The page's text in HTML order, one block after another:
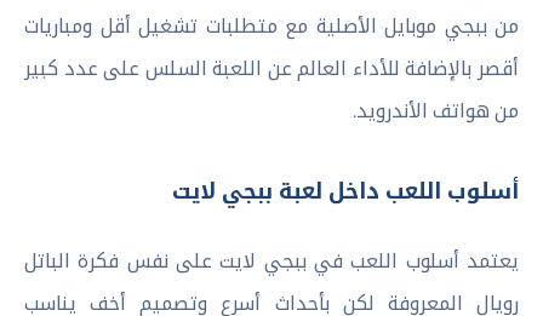
من ببجي موبايل الأصلية مع متطلبات تشغيل أقل ومباريات
أقصر بالإضافة للأداء العالم عن اللعبة السلس على عدد كبير
من هواتف الأندرويد.
أسلوب اللعب داخل لعبة ببجي لايت
يعتمد أسلوب اللعب في ببجي لايت على نفس فكرة الباتل
رويال المعروفة لكن بأحداث أسرع وتصميم أخف يناسب